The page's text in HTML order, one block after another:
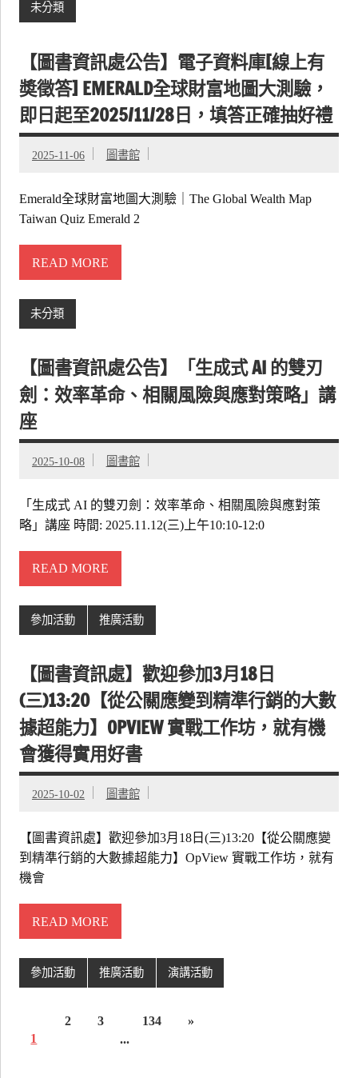
未分類
【圖書資訊處公告】電子資料庫[線上有
奬徵答] EMERALD全球財富地圖大測驗，
即日起至2025/11/28日，填答正確抽好禮
2025-11-06 圖書館
Emerald全球財富地圖大測驗｜The Global Wealth Map
Taiwan Quiz Emerald 2
READ MORE
未分類
【圖書資訊處公告】「生成式 AI 的雙刃
劍：效率革命、相關風險與應對策略」講
座
2025-10-08 圖書館
「生成式 AI 的雙刃劍：效率革命、相關風險與應對策
略」講座 時間: 2025.11.12(三)上午10:10-12:0
READ MORE
參加活動 推廣活動
【圖書資訊處】歡迎參加3月18日
(三)13:20【從公關應變到精準行銷的大數
據超能力】OPVIEW 實戰工作坊，就有機
會獲得實用好書
2025-10-02 圖書館
【圖書資訊處】歡迎參加3月18日(三)13:20【從公關應變
到精準行銷的大數據超能力】OpView 實戰工作坊，就有
機會
READ MORE
參加活動 推廣活動 演講活動
1
2
3
...
134 »